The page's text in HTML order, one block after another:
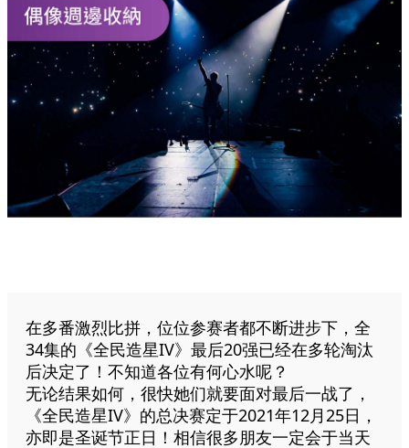
在多番激烈比拼，位位参赛者都不断进步下，全
34集的《全民造星IV》最后20强已经在多轮淘汰
后决定了！不知道各位有何心水呢？
无论结果如何，很快她们就要面对最后一战了，
《全民造星IV》的总决赛定于2021年12月25日，
亦即是圣诞节正日！相信很多朋友一定会于当天